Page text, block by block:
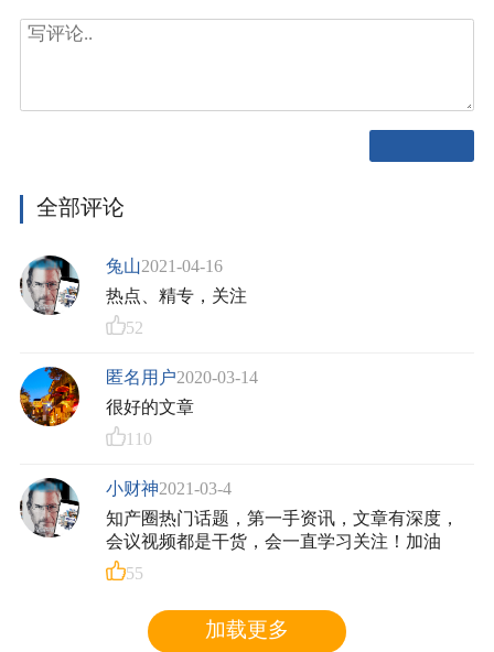
全部评论
兔山2021-04-16
热点、精专，关注
52
匿名用户2020-03-14
很好的文章
110
小财神2021-03-4
知产圈热门话题，第一手资讯，文章有深度，
会议视频都是干货，会一直学习关注！加油
55
加载更多